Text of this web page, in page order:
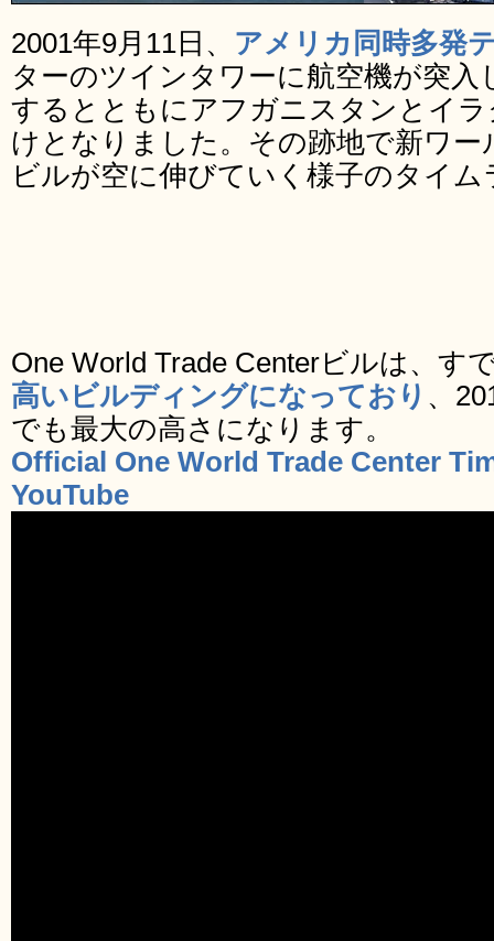
2001年9月11日、 アメリカ同時多発
ターのツインタワーに航空機が突入
するとともにアフガニスタンとイ
けとなりました。その跡地で新ワ
ビルが空に伸びていく様子のタイ
One World Trade Centerビルは、す
高いビルディングになっており 、
でも最大の高さになります。
Official One World Trade Center
YouTube